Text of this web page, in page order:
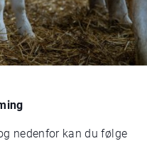
nedenfor kan du følge